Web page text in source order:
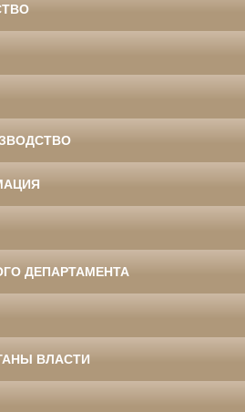
ДЕПАРТАМЕНТА
ВЛАСТИ